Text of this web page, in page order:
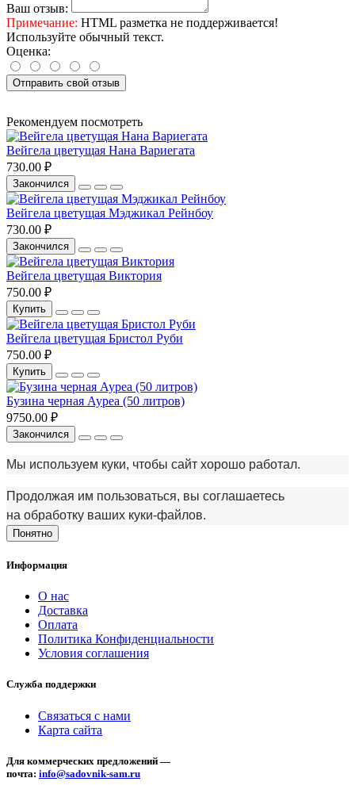
Ваш отзыв:
Примечание: HTML разметка не поддерживается!
Используйте обычный текст.
Оценка:
Отправить свой отзыв
Рекомендуем посмотреть
Вейгела цветущая Нана Вариегата
730.00 ₽
Закончился
Вейгела цветущая Мэджикал Рейнбоу
730.00 ₽
Закончился
Вейгела цветущая Виктория
750.00 ₽
Купить
Вейгела цветущая Бристол Руби
750.00 ₽
Купить
Бузина черная Ауреа (50 литров)
9750.00 ₽
Закончился
Мы используем куки, чтобы сайт хорошо работал.
Продолжая им пользоваться, вы соглашаетесь
на обработку ваших куки‑файлов.
Понятно
Информация
О нас
Доставка
Оплата
Политика Конфиденциальности
Условия соглашения
Служба поддержки
Связаться с нами
Карта сайта
Для коммерческих предложений —
почта: info@sadovnik-sam.ru